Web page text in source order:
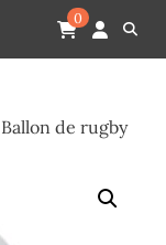
0
de rugby